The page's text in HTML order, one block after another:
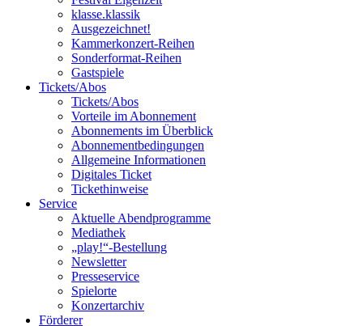
klasse.klassik
Ausgezeichnet!
Kammerkonzert-Reihen
Sonderformat-Reihen
Gastspiele
Tickets/Abos
Tickets/Abos
Vorteile im Abonnement
Abonnements im Überblick
Abonnement­bedingungen
Allgemeine Informationen
Digitales Ticket
Ticket­hinweise
Service
Aktuelle Abendprogramme
Mediathek
„play!“-Bestellung
Newsletter
Presseservice
Spielorte
Konzertarchiv
Förderer